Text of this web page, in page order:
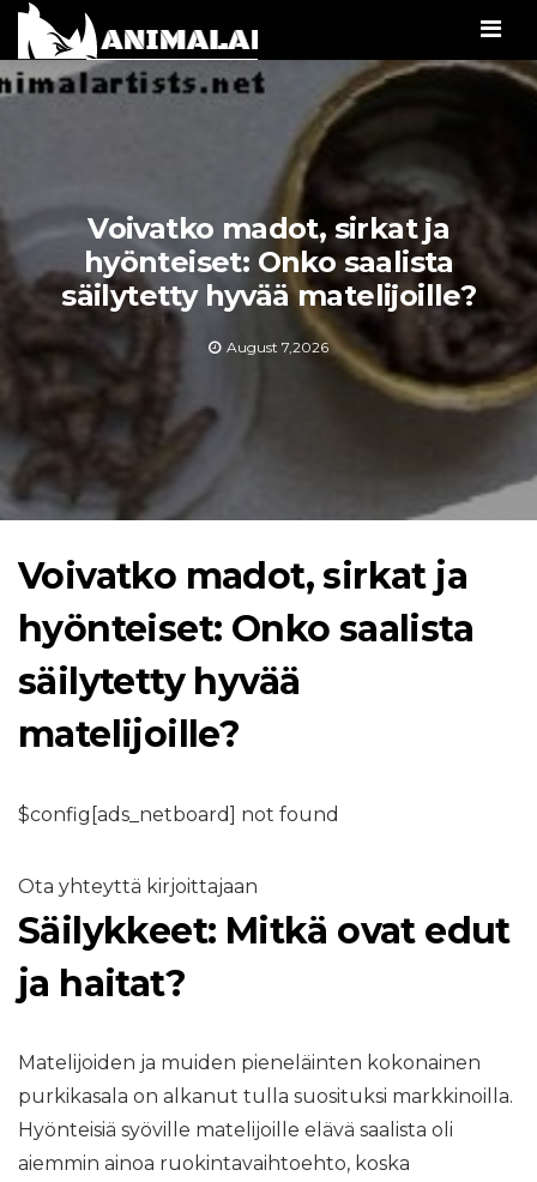
Voivatko madot, sirkat ja
hyönteiset: Onko saalista
säilytetty hyvää matelijoille?
August 7,2026
Voivatko madot, sirkat ja
hyönteiset: Onko saalista
säilytetty hyvää
matelijoille?
$config[ads_netboard] not found
Ota yhteyttä kirjoittajaan
Säilykkeet: Mitkä ovat edut
ja haitat?
Matelijoiden ja muiden pieneläinten kokonainen
purkikasala on alkanut tulla suosituksi markkinoilla.
Hyönteisiä syöville matelijoille elävä saalista oli
aiemmin ainoa ruokintavaihtoehto, koska